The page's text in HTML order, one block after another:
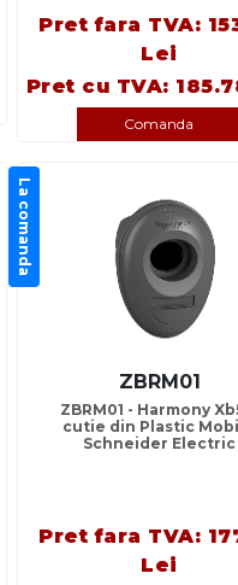
Pret fara TVA:
Lei
Pret cu TVA:
Comanda
La comanda
ZBRM01
ZBRM01 - Harmony
cutie din Plastic
Schneider Electric
Pret fara TVA:
Lei